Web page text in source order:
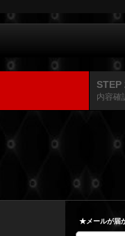
STEP
内容確
★メールが届